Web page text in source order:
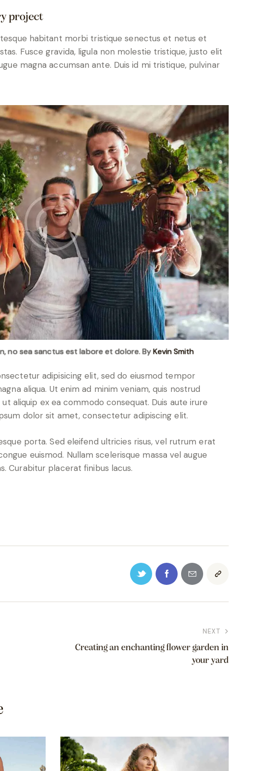
project
habitant morbi tristique senectus et netus et
Fusce gravida, ligula non molestie tristique, justo elit
magna accumsan ante. Duis id mi tristique, pulvinar
no sea sanctus est labore et dolore. ByKevin Smith
adipisicing elit, sed do eiusmod tempor
aliqua. Ut enim ad minim veniam, quis nostrud
aliquip ex ea commodo consequat. Duis aute irure
dolor sit amet, consectetur adipiscing elit.
porta. Sed eleifend ultricies risus, vel rutrum erat
euismod. Nullam scelerisque massa vel augue
Curabitur placerat finibus lacus.
NEXT
Creating an enchanting flower garden in
your yard